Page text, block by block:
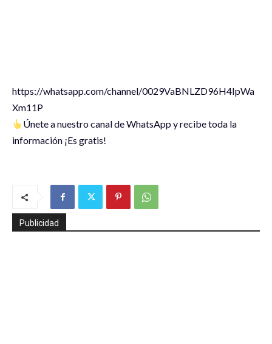
‪https://whatsapp.com/channel/0029VaBNLZD96H4IpWa
Xm11P
Únete a nuestro canal de WhatsApp y recibe toda la
información ¡Es gratis!
Publicidad